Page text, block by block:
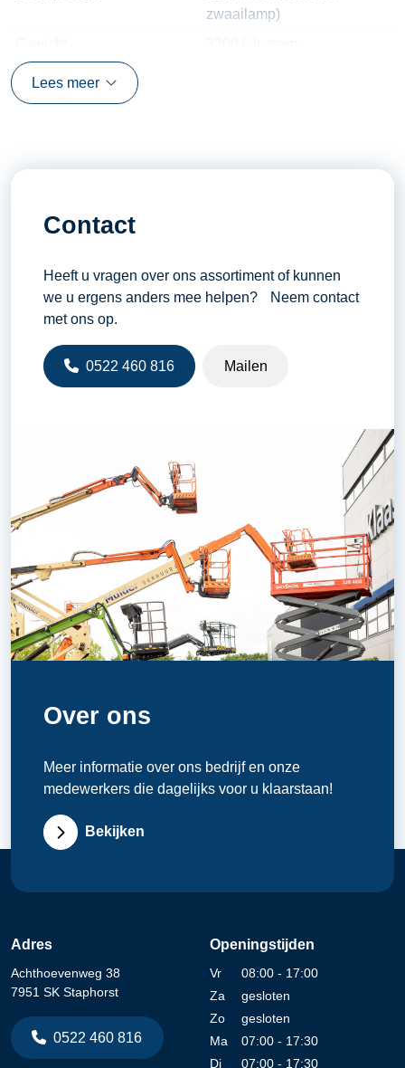
zwaailamp)
Hefhoogte met bak
Hefhoogte met lepels
Lepellengte
Rijsnelheid
7 - 21 kilometer per uur
Snelwissel
Tankinhoud diesel
Lees meer
Contact
Heeft u vragen over ons assortiment of kunnen
we u ergens anders mee helpen? Neem contact
met ons op.
0522 460 816 Mailen
Over ons
Meer informatie over ons bedrijf en onze
medewerkers die dagelijks voor u klaarstaan!
Bekijken
Adres
Achthoevenweg 38
7951 SK Staphorst
0522 460 816
Openingstijden
Vr
08:00 - 17:00
Za
gesloten
Zo
gesloten
Ma
07:00 - 17:30
Di
07:00 - 17:30